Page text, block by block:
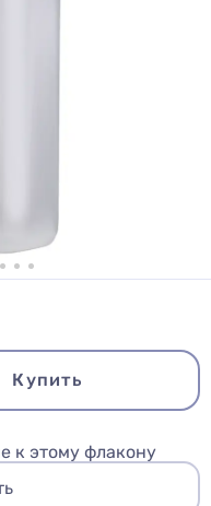
Купить
к этому флакону